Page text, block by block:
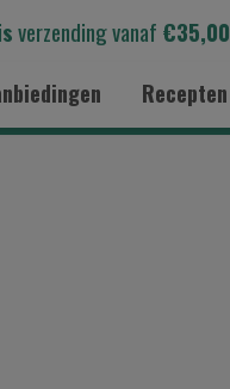
verzending vanaf €35,00
Recepten